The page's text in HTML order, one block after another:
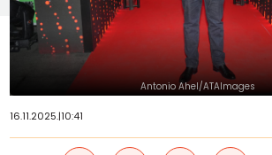
Antonio Ahel/ATAImages
16.11.2025.|10:41